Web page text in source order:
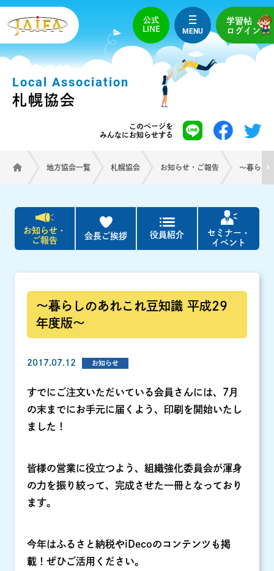
公式
LINE
MENU
学習帖
ログイン
Local Association
札幌協会
このページを
みんなにお知らせする
地方協会一覧 札幌協会 お知らせ・ご報告 ～暮らし
お知らせ・
ご報告
会長ご挨拶 役員紹介
セミナー・
イベント
～暮らしのあれこれ豆知識 平成29
年度版～
2017.07.12 お知らせ
すでにご注文いただいている会員さんには、7月
の末までにお手元に届くよう、印刷を開始いたし
ました！
皆様の営業に役立つよう、組織強化委員会が渾身
の力を振り絞って、完成させた一冊となっており
ます。
今年はふるさと納税やiDecoのコンテンツも掲
載！ぜひご活用ください。